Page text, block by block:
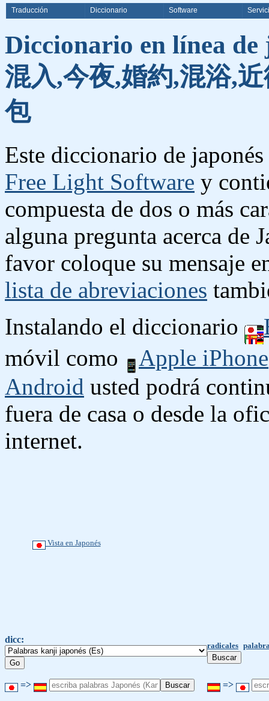
Traducción Diccionario Software
Diccionario en línea
混入,今夜,婚約,混浴,
包
Este diccionario de
Free Light Software y
compuesta de dos o más
alguna pregunta acerca de
favor coloque su mensaje
lista de abreviaciones
Instalando el diccionario
móvil como
Apple iPhone
Android usted podrá
fuera de casa o desde la
internet.
Vista en Japonés
dicc:
radicales
=> =>